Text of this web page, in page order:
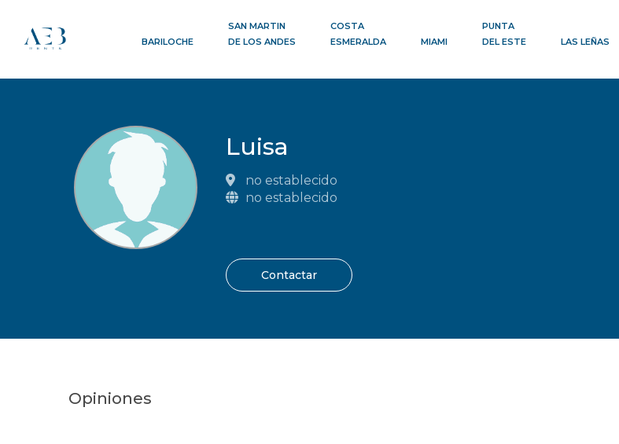
BARILOCHE
SAN MARTIN
DE LOS ANDES
COSTA
ESMERALDA
MIAMI
PUNTA
DEL ESTE
LAS LEÑAS
Luisa
no establecido
no establecido
Contactar
Opiniones